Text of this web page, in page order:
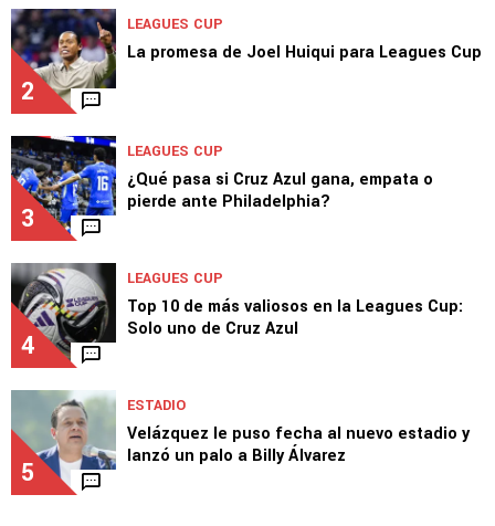
1
Cabecita Rodríguez resurge tras el golpe
sufrido en la MLS
2
La promesa de Joel Huiqui para Leagues Cup
3
¿Qué pasa si Cruz Azul gana, empata o
pierde ante Philadelphia?
4
Top 10 de más valiosos en la Leagues Cup:
Solo uno de Cruz Azul